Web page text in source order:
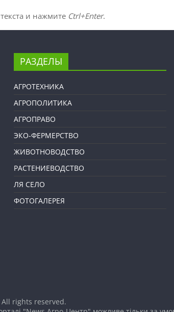
и нажмите Ctrl+Enter.
РАЗДЕЛЫ
АГРОТЕХНИКА
АГРОПОЛИТИКА
АГРОПРАВО
ЭКО-ФЕРМЕРСТВО
ЖИВОТНОВОДСТВО
РАСТЕНИЕВОДСТВО
ЛЯ СЕЛО
ФОТОГАЛЕРЕЯ
All rights reserved.